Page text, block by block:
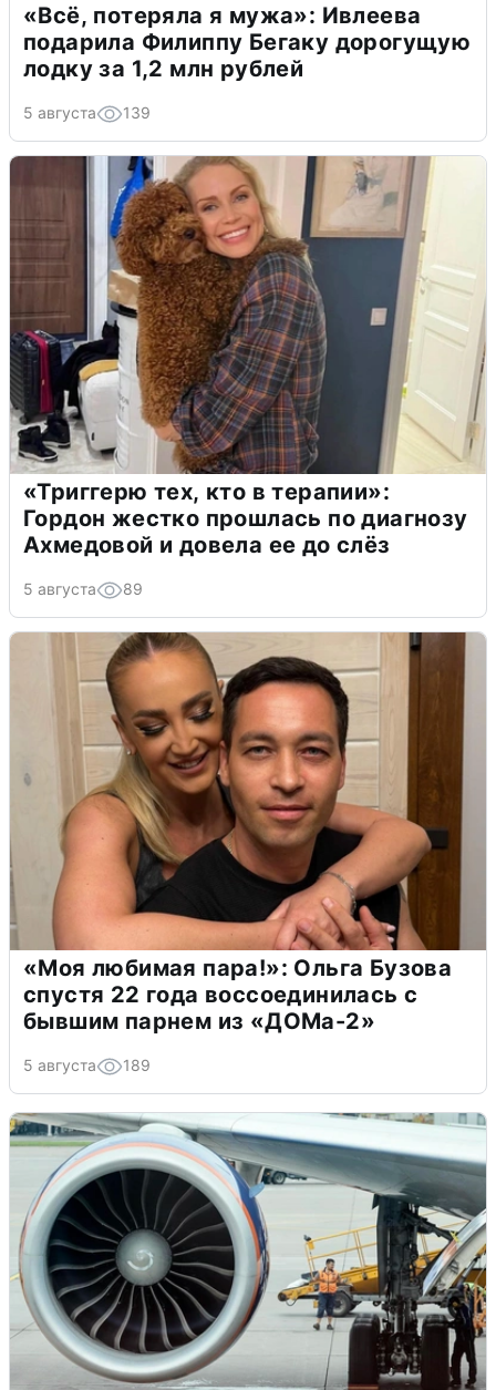
«Всё, потеряла я мужа»: Ивлеева
подарила Филиппу Бегаку дорогущую
лодку за 1,2 млн рублей
5 августа 139
«Триггерю тех, кто в терапии»:
Гордон жестко прошлась по диагнозу
Ахмедовой и довела ее до слёз
5 августа 89
«Моя любимая пара!»: Ольга Бузова
спустя 22 года воссоединилась с
бывшим парнем из «ДОМа-2»
5 августа 189